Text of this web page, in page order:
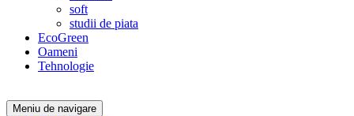
soft
studii de piata
EcoGreen
Oameni
Tehnologie
Meniu de navigare